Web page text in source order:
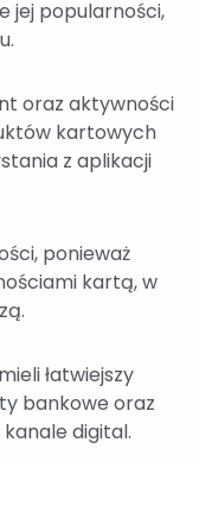
jej popularności,
oraz aktywności
kartowych
z aplikacji
ponieważ
kartą, w
łatwiejszy
bankowe oraz
digital.